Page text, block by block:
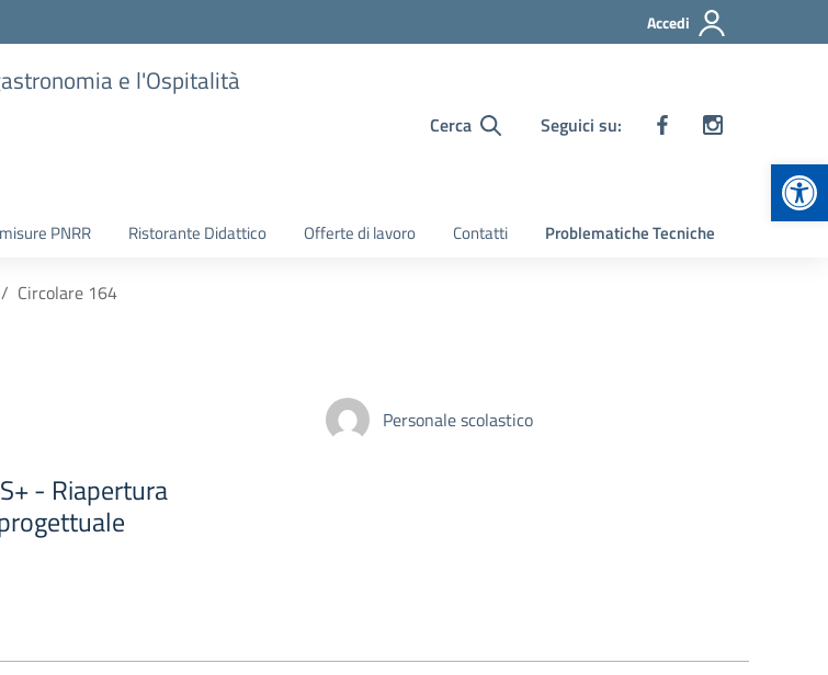
Accedi
e l'Ospitalità
Cerca Seguici su:
PNRR Ristorante Didattico Offerte di lavoro Contatti Problematiche Tecniche
Circolare 164
- Riapertura
Personale scolastico